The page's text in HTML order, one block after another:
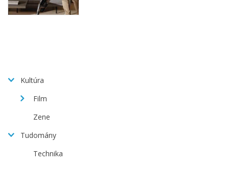
Kultúra
Film
Zene
Tudomány
Technika